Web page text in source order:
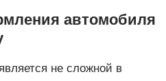
автомобиля
не сложной в